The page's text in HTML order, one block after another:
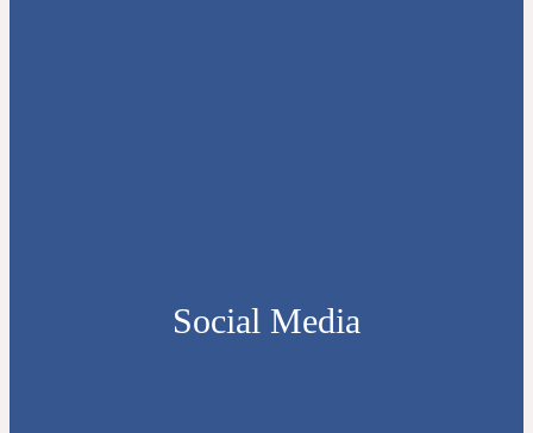
Social Media